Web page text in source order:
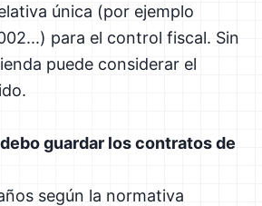
única (por ejemplo
para el control fiscal. Sin
puede considerar el
guardar los contratos de
según la normativa